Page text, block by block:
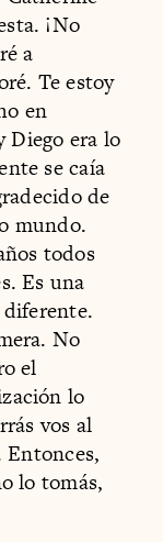
¡No
a
Te estoy
en
Diego era lo
se caía
de
mundo.
todos
Es una
No
el
lo
vos al
lo tomás,